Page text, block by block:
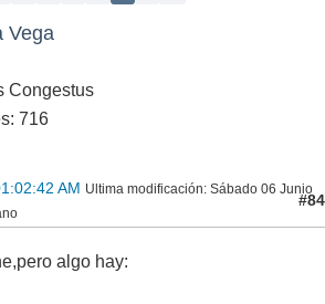
Vega
Congestus
716
AM Ultima modificación: Sábado 06 Junio
#84
algo hay: